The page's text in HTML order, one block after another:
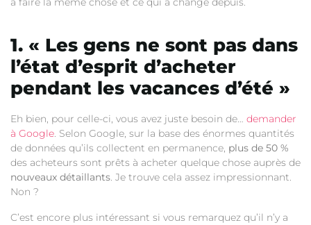
1. « Les gens ne sont pas dans
l’état d’esprit d’acheter
pendant les vacances d’été »
Eh bien, pour celle-ci, vous avez juste besoin de… demander
à Google. Selon Google, sur la base des énormes quantités
de données qu’ils collectent en permanence, plus de 50 %
des acheteurs sont prêts à acheter quelque chose auprès de
nouveaux détaillants. Je trouve cela assez impressionnant.
Non ?
C’est encore plus intéressant si vous remarquez qu’il n’y a